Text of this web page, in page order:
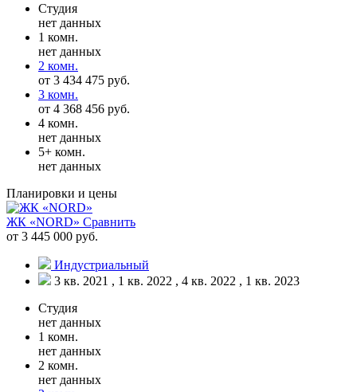
Студия
нет данных
1 комн.
нет данных
2 комн.
от 3 434 475 руб.
3 комн.
от 4 368 456 руб.
4 комн.
нет данных
5+ комн.
нет данных
Планировки и цены
ЖК «NORD» Сравнить
от 3 445 000 руб.
Индустриальный
3 кв. 2021 , 1 кв. 2022 , 4 кв. 2022 , 1 кв. 2023
Студия
нет данных
1 комн.
нет данных
2 комн.
нет данных